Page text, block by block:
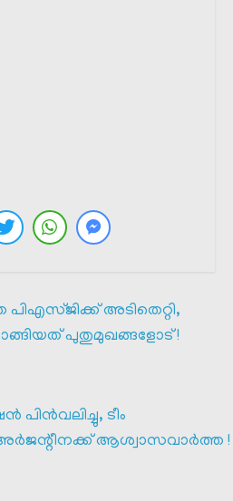
പിഎസ്ജിക്ക് അടിതെറ്റി,
പുതുമുഖങ്ങളോട് !
ടീം
അർജന്റീനക്ക് ആശ്വാസവാർത്ത !